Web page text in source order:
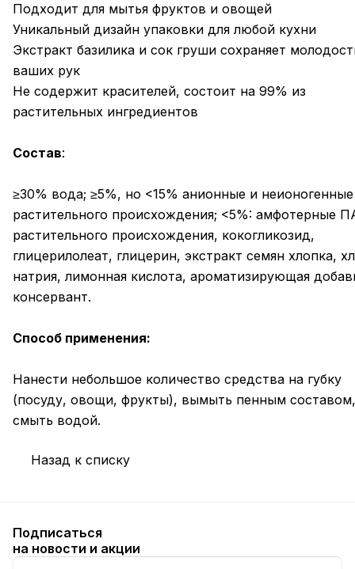
Подходит для мытья фруктов и овощей
Уникальный дизайн упаковки для любой кухни
Экстракт базилика и сок груши сохраняет
ваших рук
Не содержит красителей, состоит на 99% из
растительных ингредиентов
Состав:
≥30% вода; ≥5%, но <15% анионные и
растительного происхождения; <5%: амфотерные
растительного происхождения, кокогликозид,
глицерилолеат, глицерин, экстракт семян хлопка,
натрия, лимонная кислота, ароматизирующая
консервант.
Способ применения:
Нанести небольшое количество средства на губку
(посуду, овощи, фрукты), вымыть пенным составом,
смыть водой.
Назад к списку
Подписаться
на новости и акции